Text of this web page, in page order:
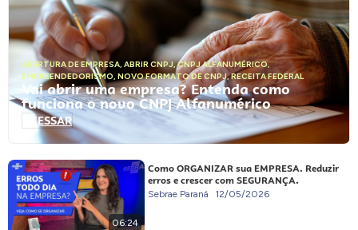
ABERTURA DE EMPRESA, ABRIR CNPJ,CNPJ ALFANUMÉRICO,
EMPREENDEDORISMO, NOVO FORMATO DE CNPJ,RECEITA FEDERAL
Vai abrir uma empresa? Entenda como
funciona o novo CNPJ Alfanumérico
ACESSAR
06:24
Como ORGANIZAR sua EMPRESA. Reduzir
erros e crescer com SEGURANÇA.
Sebrae Paraná 12/05/2026